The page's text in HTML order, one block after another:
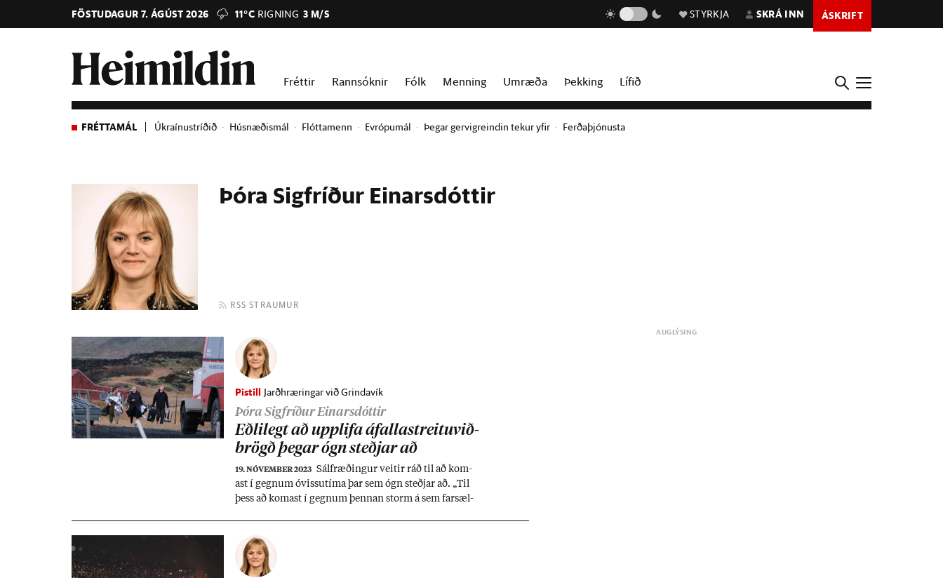
FÖSTUDAGUR 7. ÁGÚST 2026 11°C RIGNING 3 M/S STYRKJA SKRÁ INN ÁSKRIFT
Fréttir Rannsóknir Fólk Menning Umræða Þekking Lífið
FRÉTTAMÁL Úkraínustríðið Húsnæðismál Flóttamenn Evrópumál Þegar gervigreindin tekur yfir Ferðaþjónusta
Þóra Sigfríður Einarsdóttir
RSS STRAUMUR
Pistill Jarðhræringar við Grindavík
Þóra Sigfríður Einarsdóttir
Eðli­legt að upp­lifa áfall­a­streitu­við­
brögð þeg­ar ógn steðj­ar að
19. NÓVEMBER 2023
Sál­fræð­ing­ur veit­ir ráð til að kom­
ast í gegn­um óvissu­tíma þar sem ógn steðj­ar að. „Til
þess að kom­ast í gegn­um þenn­an storm á sem far­sæl­